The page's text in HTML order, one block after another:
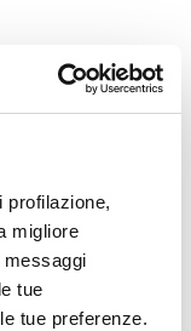
profilazione,
migliore
tue
tue preferenze.